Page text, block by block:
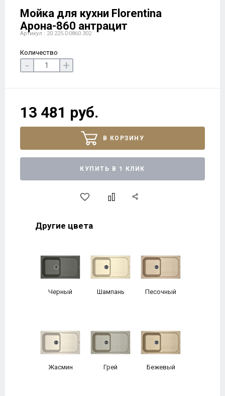
Мойка для кухни Florentina
Арона-860 антрацит
Артикул : 20.225.D0860.302
Количество
- +
13 481 руб.
В КОРЗИНУ
КУПИТЬ В 1 КЛИК
Другие цвета
Черный Шампань Песочный
Жасмин Грей Бежевый